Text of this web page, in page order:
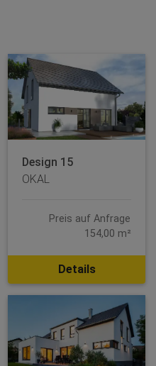
Design 15
OKAL
Preis auf Anfrage
154,00 m²
Details